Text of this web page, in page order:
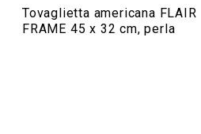
Tovaglietta americana FLAIR
FRAME 45 x 32 cm, perla